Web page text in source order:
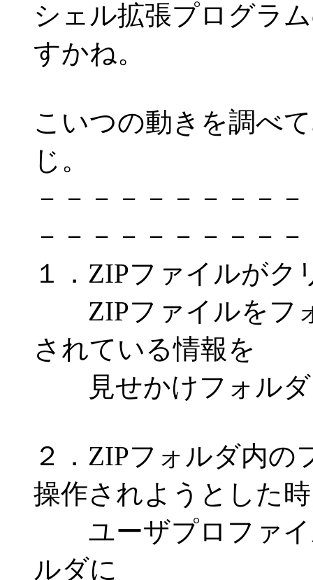
シェル拡張プログラ
すかね。
こいつの動きを調べ
じ。
－－－－－－－－－
－－－－－－－－－
１．ZIPファイルがク
ZIPファイルをフ
されている情報を
見せかけフォルダ
２．ZIPフォルダ内
操作されようとした
ユーザプロファイ
ルダに